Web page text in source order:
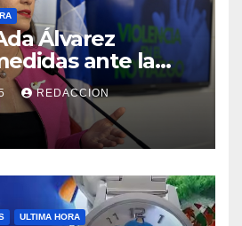
Álvarez
ante la
el noviazgo
REDACCION
ULTIMA HORA